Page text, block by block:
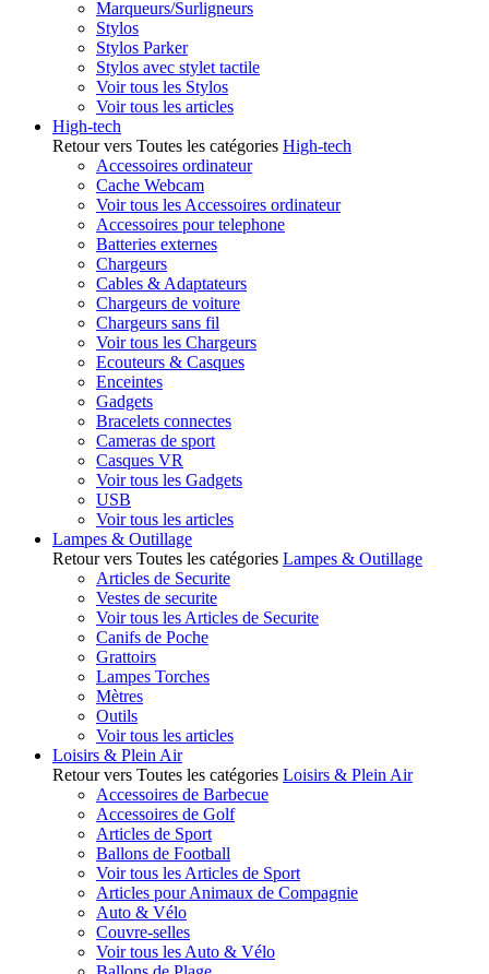
Marqueurs/Surligneurs
Stylos
Stylos Parker
Stylos avec stylet tactile
Voir tous les Stylos
Voir tous les articles
High-tech
Retour vers Toutes les catégories High-tech
Accessoires ordinateur
Cache Webcam
Voir tous les Accessoires ordinateur
Accessoires pour telephone
Batteries externes
Chargeurs
Cables & Adaptateurs
Chargeurs de voiture
Chargeurs sans fil
Voir tous les Chargeurs
Ecouteurs & Casques
Enceintes
Gadgets
Bracelets connectes
Cameras de sport
Casques VR
Voir tous les Gadgets
USB
Voir tous les articles
Lampes & Outillage
Retour vers Toutes les catégories Lampes & Outillage
Articles de Securite
Vestes de securite
Voir tous les Articles de Securite
Canifs de Poche
Grattoirs
Lampes Torches
Mètres
Outils
Voir tous les articles
Loisirs & Plein Air
Retour vers Toutes les catégories Loisirs & Plein Air
Accessoires de Barbecue
Accessoires de Golf
Articles de Sport
Ballons de Football
Voir tous les Articles de Sport
Articles pour Animaux de Compagnie
Auto & Vélo
Couvre-selles
Voir tous les Auto & Vélo